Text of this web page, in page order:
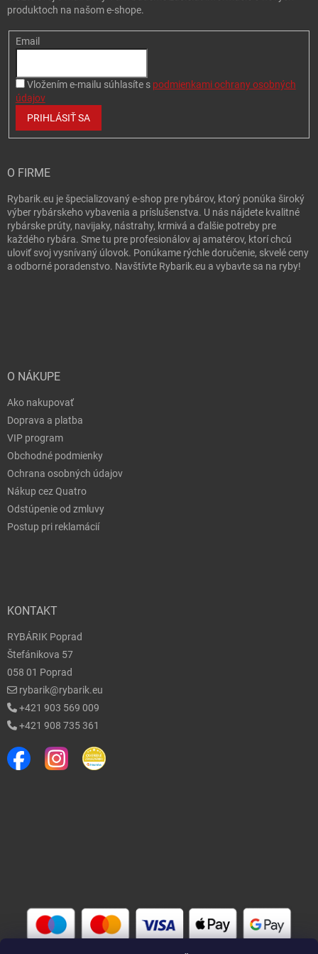
produktoch na našom e-shope.
Email
Vložením e-mailu súhlasíte s podmienkami ochrany osobných
údajov
PRIHLÁSIŤ SA
O FIRME
Rybarik.eu je špecializovaný e-shop pre rybárov, ktorý ponúka široký
výber rybárskeho vybavenia a príslušenstva. U nás nájdete kvalitné
rybárske prúty, navijaky, nástrahy, krmivá a ďalšie potreby pre
každého rybára. Sme tu pre profesionálov aj amatérov, ktorí chcú
uloviť svoj vysnívaný úlovok. Ponúkame rýchle doručenie, skvelé ceny
a odborné poradenstvo. Navštívte Rybarik.eu a vybavte sa na ryby!
O NÁKUPE
Ako nakupovať
Doprava a platba
VIP program
Obchodné podmienky
Ochrana osobných údajov
Nákup cez Quatro
Odstúpenie od zmluvy
Postup pri reklamácií
KONTAKT
RYBÁRIK Poprad
Štefánikova 57
058 01 Poprad
rybarik@rybarik.eu
+421 903 569 009
+421 908 735 361